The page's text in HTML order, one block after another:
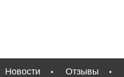
Новости Отзывы